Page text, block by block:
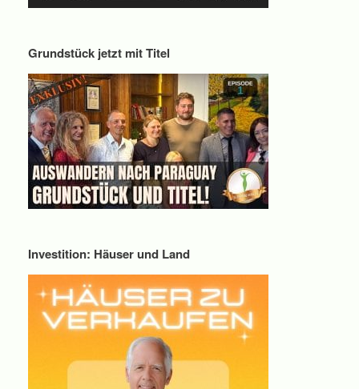
Grundstück jetzt mit Titel
Investition: Häuser und Land